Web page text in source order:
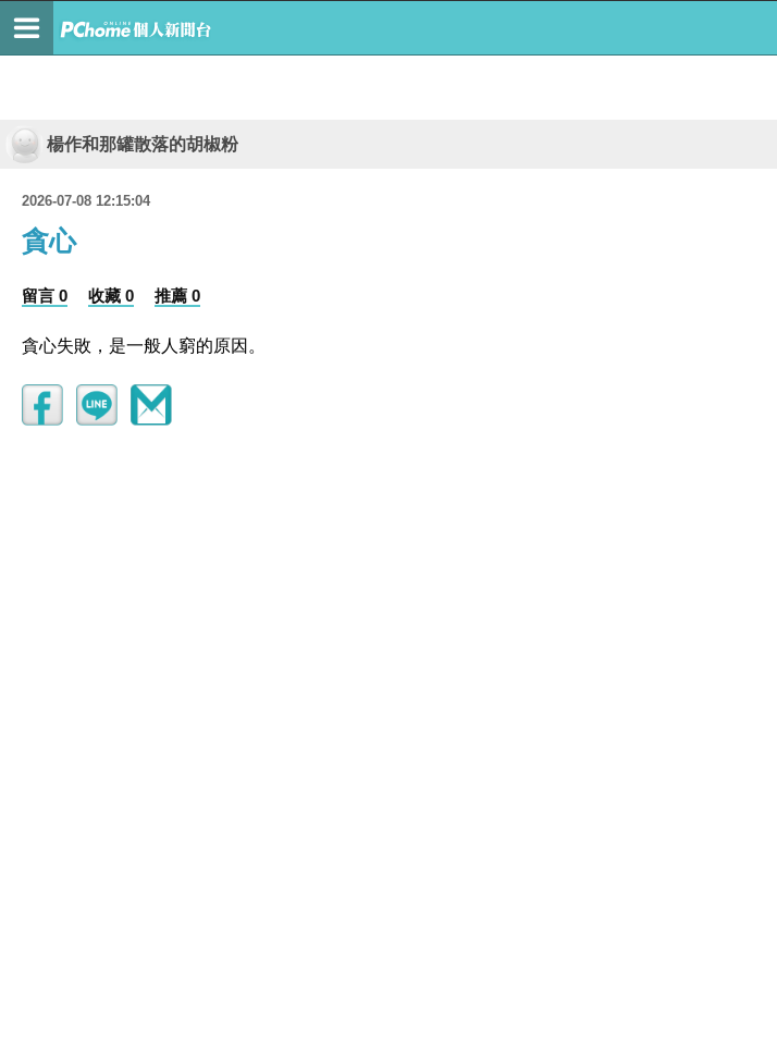
楊作和那罐散落的胡椒粉
2026-07-08 12:15:04
貪心
留言 0 收藏 0 推薦 0
貪心失敗，是一般人窮的原因。